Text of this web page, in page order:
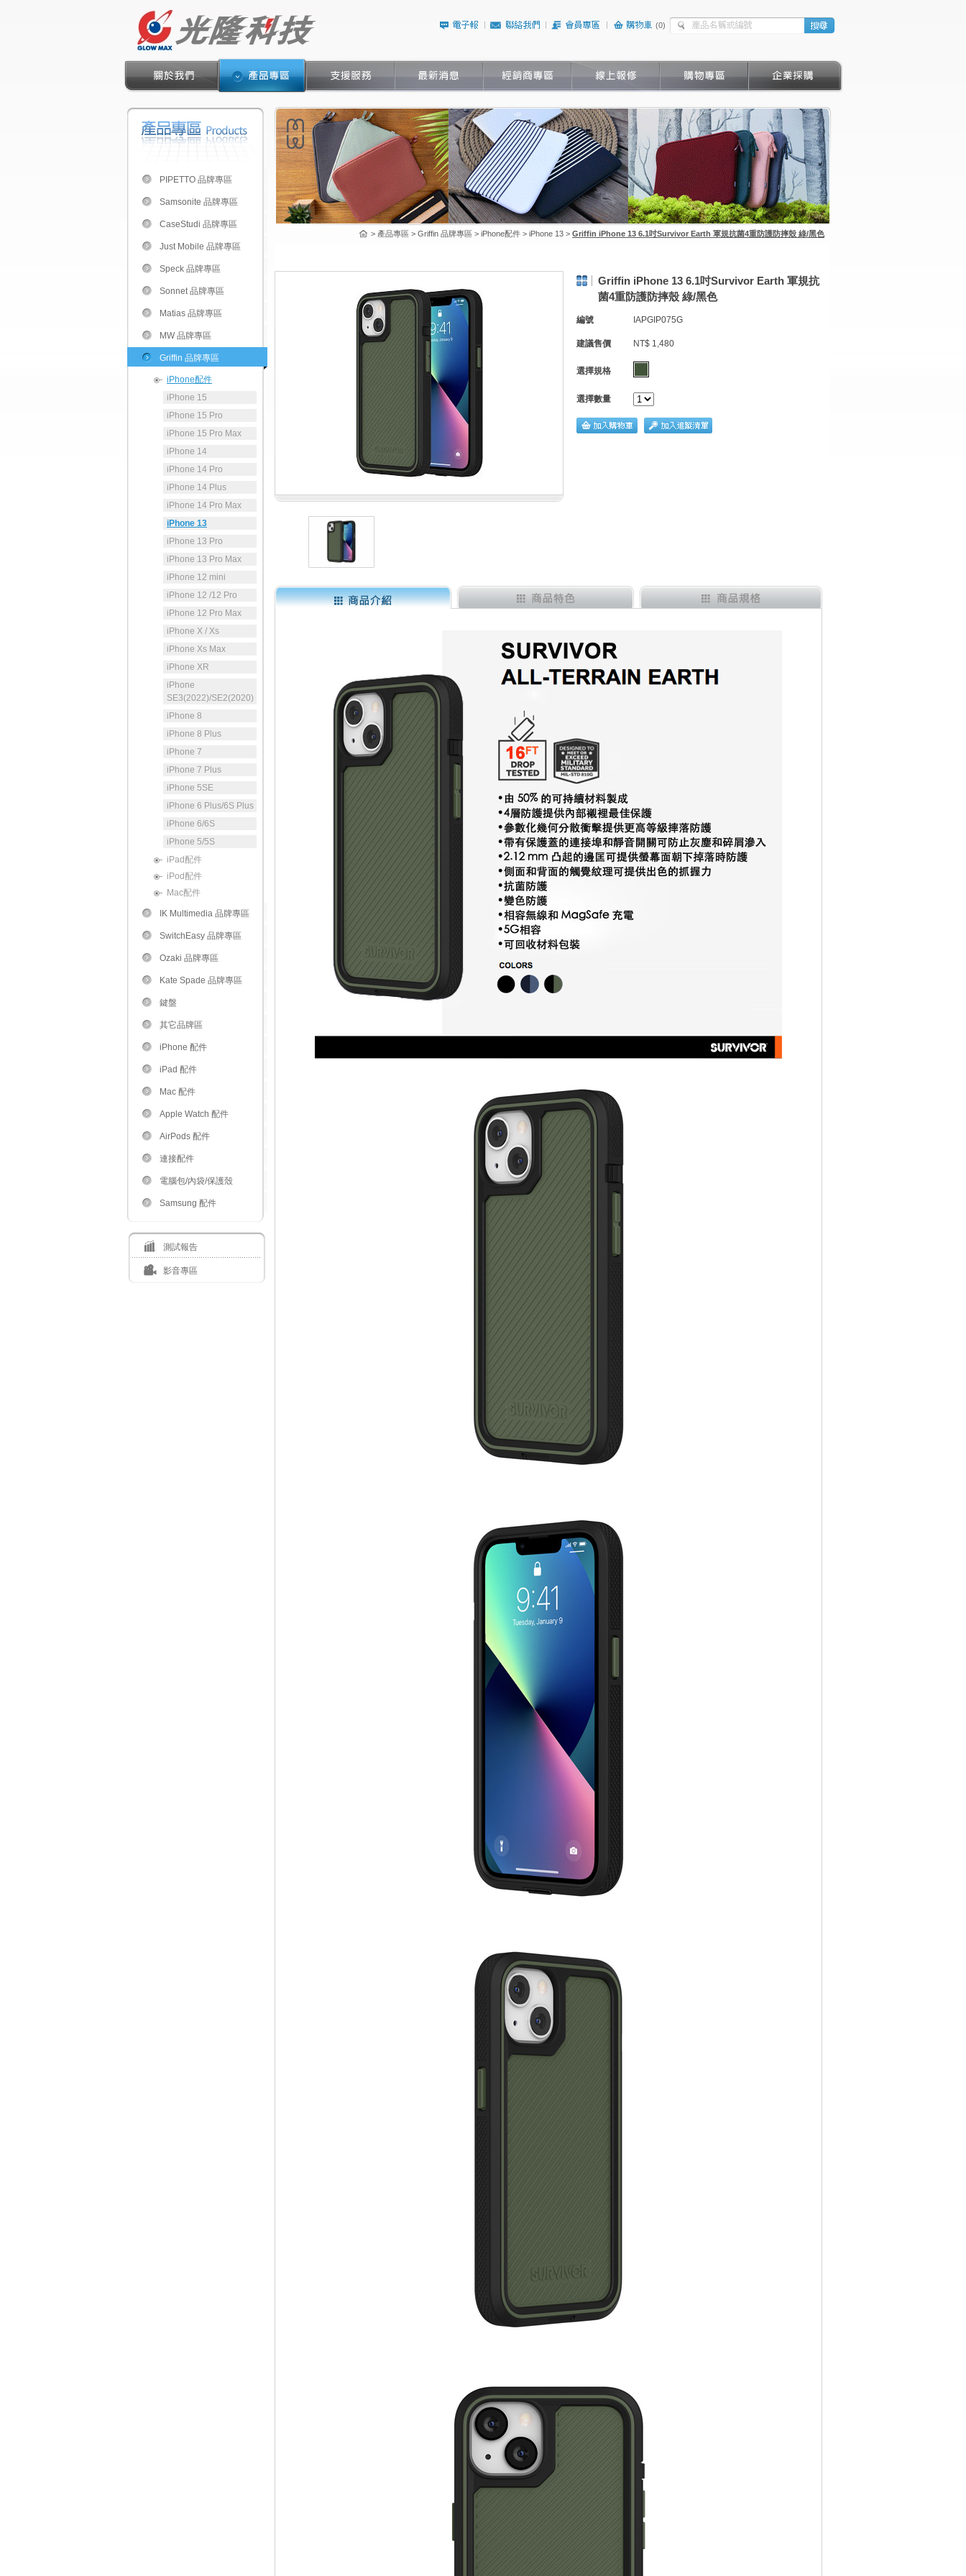
(0)
PIPETTO 品牌專區
Samsonite 品牌專區
CaseStudi 品牌專區
Just Mobile 品牌專區
Speck 品牌專區
Sonnet 品牌專區
Matias 品牌專區
MW 品牌專區
Griffin 品牌專區
iPhone配件
iPhone 15
iPhone 15 Pro
iPhone 15 Pro Max
iPhone 14
iPhone 14 Pro
iPhone 14 Plus
iPhone 14 Pro Max
iPhone 13
iPhone 13 Pro
iPhone 13 Pro Max
iPhone 12 mini
iPhone 12 /12 Pro
iPhone 12 Pro Max
iPhone X / Xs
iPhone Xs Max
iPhone XR
iPhone
SE3(2022)/SE2(2020)
iPhone 8
iPhone 8 Plus
iPhone 7
iPhone 7 Plus
iPhone 5SE
iPhone 6 Plus/6S Plus
iPhone 6/6S
iPhone 5/5S
iPad配件
iPod配件
Mac配件
IK Multimedia 品牌專區
SwitchEasy 品牌專區
Ozaki 品牌專區
Kate Spade 品牌專區
鍵盤
其它品牌區
iPhone 配件
iPad 配件
Mac 配件
Apple Watch 配件
AirPods 配件
連接配件
電腦包/內袋/保護殼
Samsung 配件
測試報告
影音專區
> 產品專區 > Griffin 品牌專區 > iPhone配件 > iPhone 13 > Griffin iPhone 13 6.1吋Survivor Earth 軍規抗菌4重防護防摔殼 綠/黑色
Griffin iPhone 13 6.1吋Survivor Earth 軍規抗
菌4重防護防摔殼 綠/黑色
編號 IAPGIP075G
建議售價 NT$ 1,480
選擇規格
選擇數量